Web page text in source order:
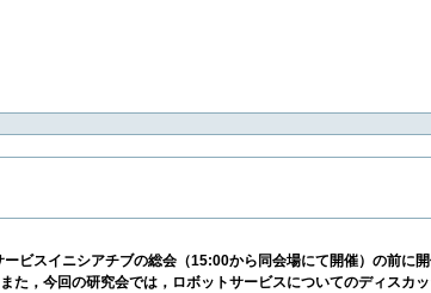
ビスイニシアチブの総会（15:00から同会場にて開催）の前に
た，今回の研究会では，ロボットサービスについてのディスカ